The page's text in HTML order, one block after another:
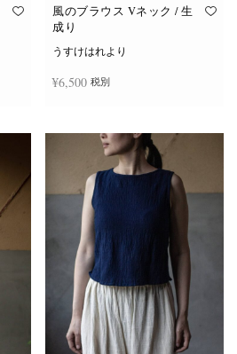
オ
ジ
か
ら
選
風のブラウス Vネック / 生
成り
うすけはれより
¥6,500 税別